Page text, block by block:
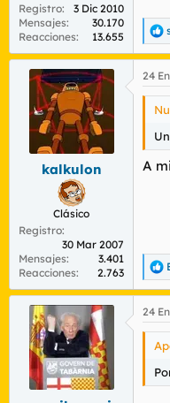
Registro
3 Dic 2010
Mensajes
30.170
Reacciones
13.655
R
e
a
c
c
e
s
kalkulon
Clásico
Registro
30 Mar 2007
Mensajes
3.401
Reacciones
2.763
24
A
R
e
a
c
c
e
24